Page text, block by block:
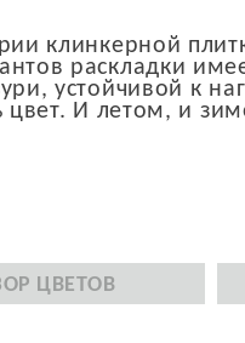
клинкерной
раскладки
устойчивой к
И летом, и
ЦВЕТОВ